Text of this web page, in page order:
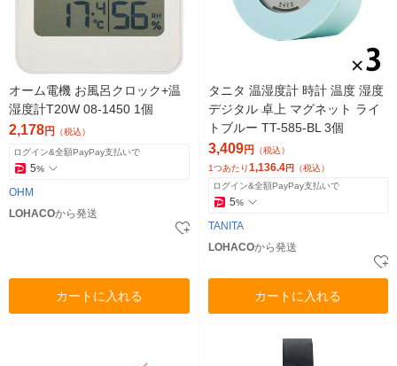
オーム電機 お風呂クロック+温
湿度計T20W 08-1450 1個
2,178円 （税込）
ログイン&全額PayPay支払いで
5%
OHM
LOHACOから発送
カートに入れる
タニタ 温湿度計 時計 温度 湿度
デジタル 卓上 マグネット ライ
トブルー TT-585-BL 3個
3,409円
（税込）
1つあたり1,136.4円 （税込）
ログイン&全額PayPay支払いで
5%
TANITA
LOHACOから発送
カートに入れる